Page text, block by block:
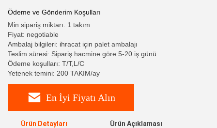
Ödeme ve Gönderim Koşulları
Min sipariş miktarı: 1 takım
Fiyat: negotiable
Ambalaj bilgileri: ihracat için palet ambalajı
Teslim süresi: Sipariş hacmine göre 5-20 iş günü
Ödeme koşulları: T/T,L/C
Yetenek temini: 200 TAKIM/ay
En İyi Fiyatı Alın
Ürün Detayları Ürün Açıklaması